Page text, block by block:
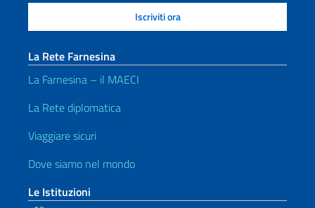
La Rete Farnesina
La Farnesina – il MAECI
La Rete diplomatica
Viaggiare sicuri
Dove siamo nel mondo
Le Istituzioni